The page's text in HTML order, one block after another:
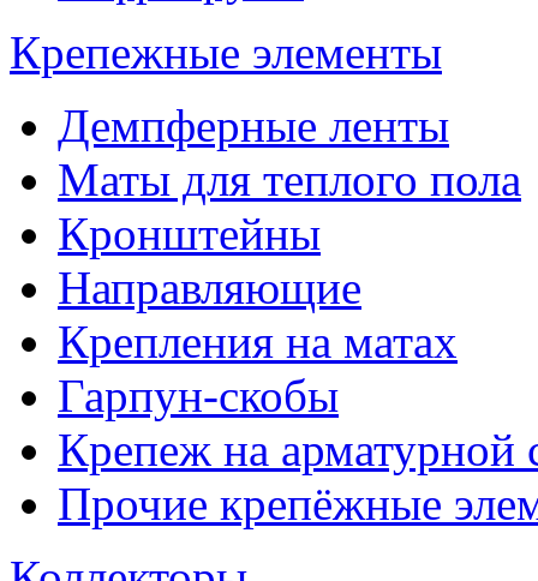
Крепежные элементы
Демпферные ленты
Маты для теплого пола
Кронштейны
Направляющие
Крепления на матах
Гарпун-скобы
Крепеж на арматурной
Прочие крепёжные